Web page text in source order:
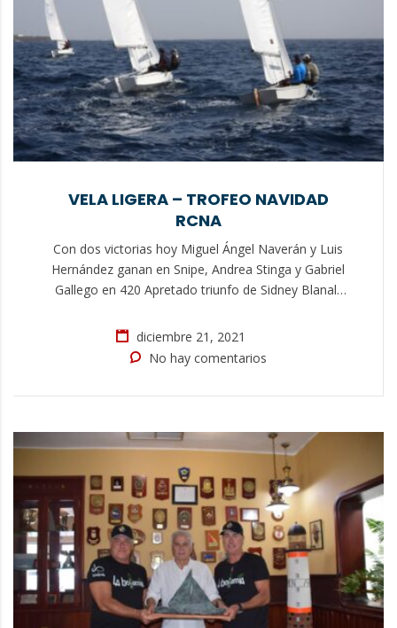
VELA LIGERA – TROFEO NAVIDAD
RCNA
Con dos victorias hoy Miguel Ángel Naverán y Luis
Hernández ganan en Snipe, Andrea Stinga y Gabriel
Gallego en 420 Apretado triunfo de Sidney Blanalt
Tres regatas se celebraron hoy en las clases Snipe,
420 y Optimist con las que se cierra el Trofeo de
Navidad de…
diciembre 21, 2021
No hay comentarios